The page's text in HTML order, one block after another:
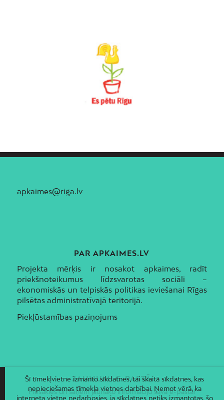
apkaimes@riga.lv
PAR APKAIMES.LV
Projekta mērķis ir nosakot apkaimes, radīt
priekšnoteikumus līdzsvarotas sociāli –
ekonomiskās un telpiskās politikas ieviešanai Rīgas
pilsētas administratīvajā teritorijā.
Piekļūstamības paziņojums
JAUNUMI E-PASTĀ
Piesakies un saņem jaunāko informāciju savā e-pastā!
Šī tīmekļvietne izmanto sīkdatnes, tai skaitā sīkdatnes, kas
nepieciešamas tīmekļa vietnes darbībai. Ņemot vērā, ka
interneta vietne nedarbosies, ja sīkdatnes netiks izmantotas, šo